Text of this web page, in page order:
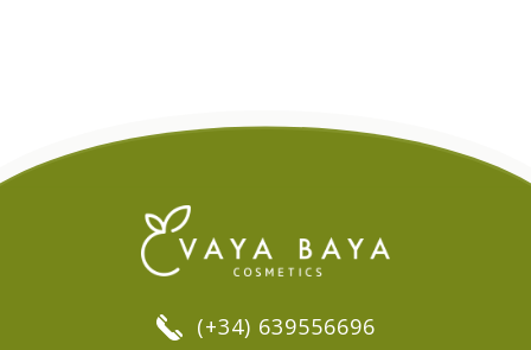
(+34) 639556696